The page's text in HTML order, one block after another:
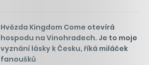
Hvězda Kingdom Come otevírá
hospodu na Vinohradech. Je to moje
vyznání lásky k Česku, říká miláček
fanoušků